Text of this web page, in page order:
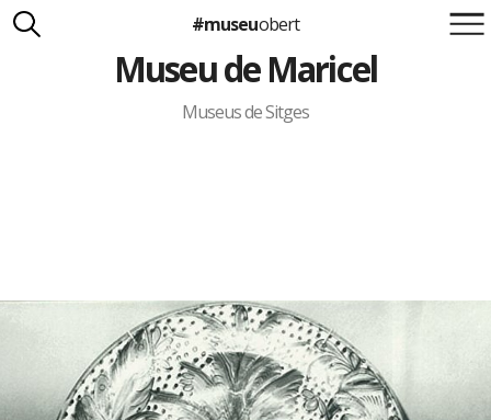
Suma't a la iniciativa
Carlota Royo
Francesca Barcellona
#museuobert
Museu de Maricel
Museus de Sitges